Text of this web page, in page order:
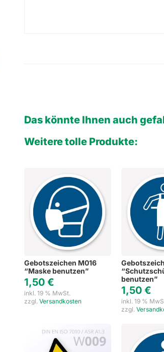
Das könnte Ihnen auch
Weitere tolle Produkte:
Gebotszeichen M016
“Maske benutzen”
1,50 €
inkl. 19 % MwSt.
zzgl. Versandkosten
benutzen”
1,50€
inkl. 19 %
zzgl.